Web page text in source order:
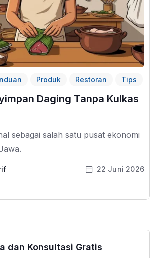
Produk Restoran Tips
Daging Tanpa Kulkas
sebagai salah satu pusat ekonomi
22 Juni 2026
dan Konsultasi Gratis